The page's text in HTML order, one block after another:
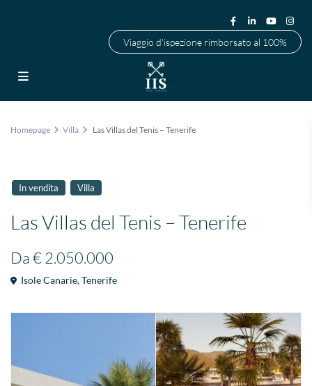
Viaggio d'ispezione rimborsato al 100%
Homepage Villa Las Villas del Tenis – Tenerife
In vendita Villa
Las Villas del Tenis – Tenerife
Da€ 2.050.000
Isole Canarie,Tenerife